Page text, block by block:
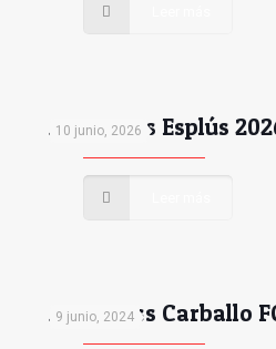
10 junio, 2026
Autocross Esplús
9 junio, 2024
Autocross Carballo